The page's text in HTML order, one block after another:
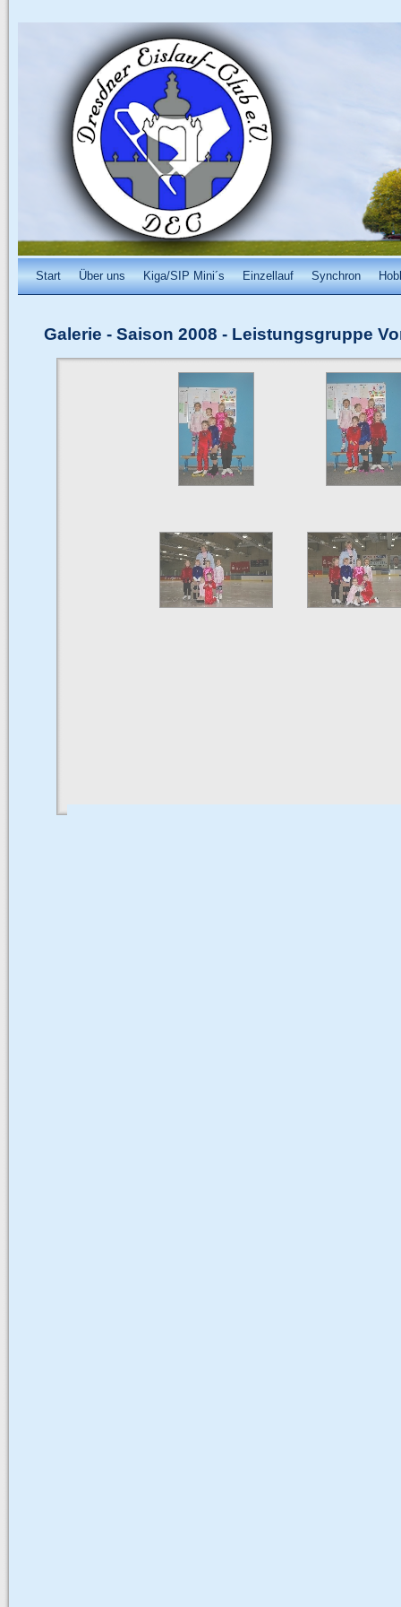
Start Über uns Kiga/SIP Mini´s Einzellauf Synchron
Galerie - Saison 2008 - Leistungsgruppe